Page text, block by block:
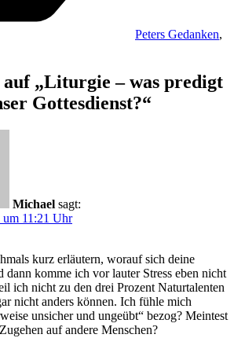
Peters Gedanken,
„Liturgie – was predigt
Gottesdienst?“
Michael sagt:
um 11:21 Uhr
kurz erläutern, worauf sich deine
dann komme ich vor lauter Stress eben nicht
ich nicht zu den drei Prozent Naturtalenten
nicht anders können. Ich fühle mich
unsicher und ungeübt“ bezog? Meintest
auf andere Menschen?